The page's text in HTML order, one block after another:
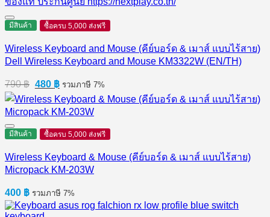
มีสินค้า ซื้อครบ 5,000 ส่งฟรี
Wireless Keyboard and Mouse (คีย์บอร์ด & เมาส์ แบบไร้สาย)
Dell Wireless Keyboard and Mouse KM3322W (EN/TH)
790฿ Original
price
was:
790 ฿.
480 ฿Current
price
is:
480 ฿.
รวมภาษี 7%
มีสินค้า ซื้อครบ 5,000 ส่งฟรี
Wireless Keyboard & Mouse (คีย์บอร์ด & เมาส์ แบบไร้สาย)
Micropack KM-203W
400 ฿ รวมภาษี 7%